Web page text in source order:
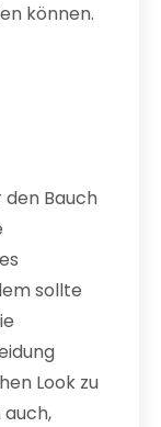
können.
den Bauch
sollte
Look zu